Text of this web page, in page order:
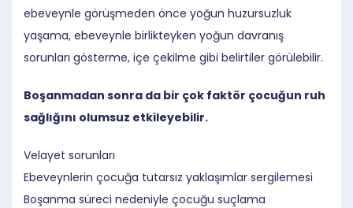
ebeveynle görüşmeden önce yoğun huzursuzluk
yaşama, ebeveynle birlikteyken yoğun davranış
sorunları gösterme, içe çekilme gibi belirtiler görülebilir.
Boşanmadan sonra da bir çok faktör çocuğun ruh
sağlığını olumsuz etkileyebilir.
Velayet sorunları
Ebeveynlerin çocuğa tutarsız yaklaşımlar sergilemesi
Boşanma süreci nedeniyle çocuğu suçlama